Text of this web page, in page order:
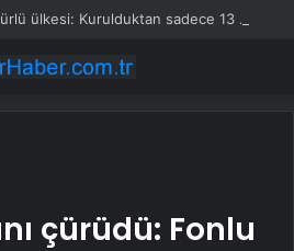
Dünyanın en kısa ömürlü ülkesi: Kurulduktan sadece 13 saat sonra tarihe karıştı
çürüdü: Fonlu